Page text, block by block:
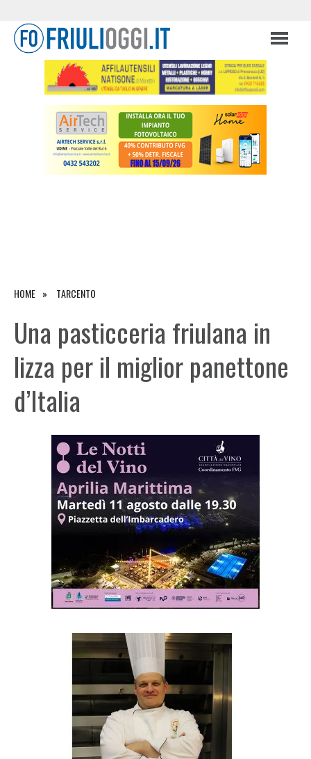
HOME TARCENTO
Una pasticceria friulana in
lizza per il miglior panettone
d’Italia